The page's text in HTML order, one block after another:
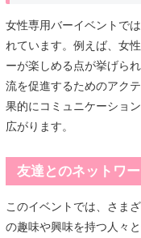
女性専用バーイベントで
れています。例えば、女
ーが楽しめる点が挙げら
流を促進するためのアク
果的にコミュニケーショ
広がります。
友達とのネットワ
このイベントでは、さま
の趣味や興味を持つ人々